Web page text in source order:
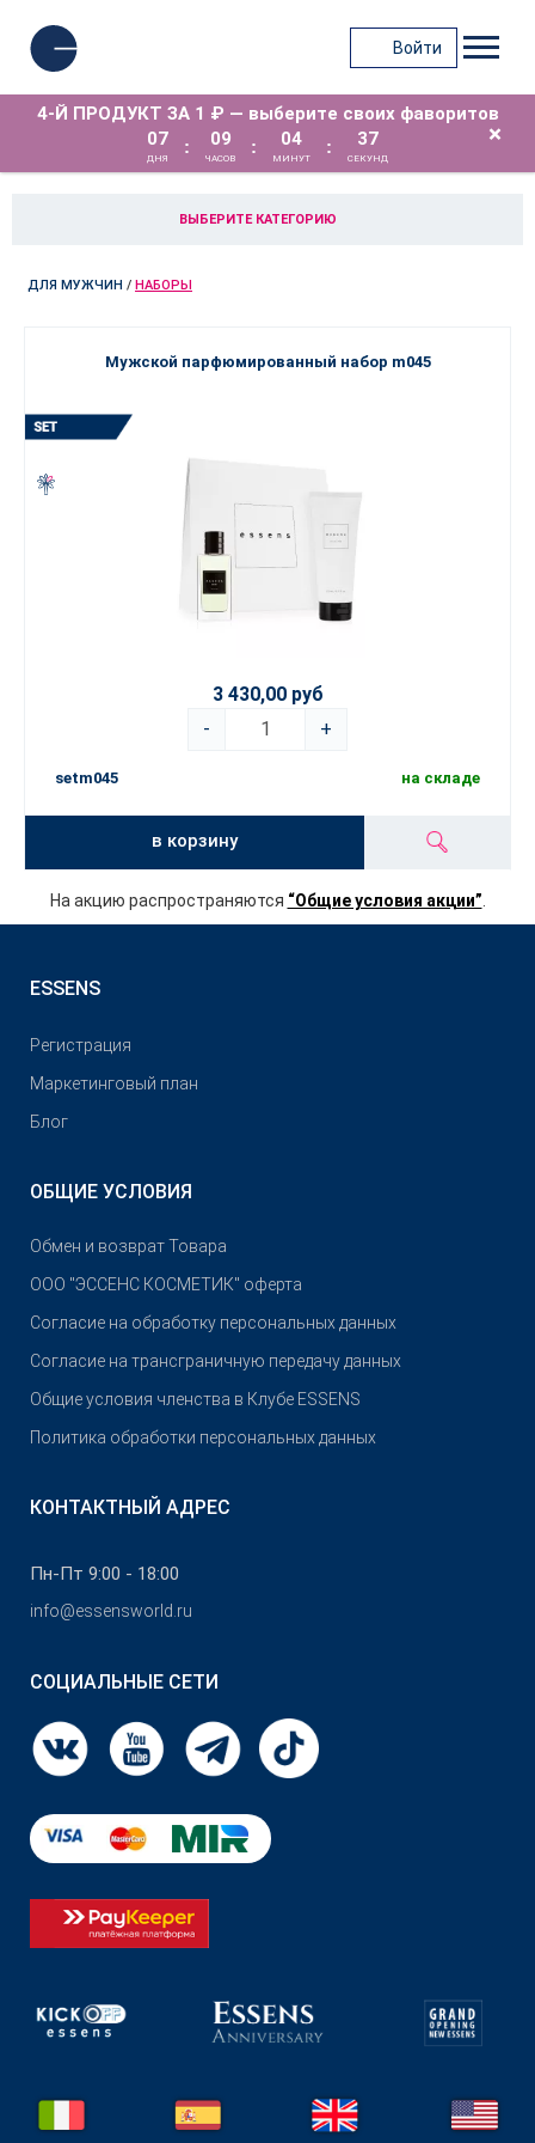
Войти
4-Й ПРОДУКТ ЗА 1 ₽ — выберите своих фаворитов
07
ДНЯ
: 09
ЧАСОВ
: 04
МИНУТ
: 37
СЕКУНД
×
ВЫБЕРИТЕ КАТЕГОРИЮ
ДЛЯ МУЖЧИН / НАБОРЫ
Мужской парфюмированный набор m045
3 430,00 руб
-
+
setm045 на складе
в корзину
На акцию распространяются “Общие условия акции”
ESSENS
Pегистрация
Маркетинговый план
Блог
ОБЩИЕ УСЛОВИЯ
Обмен и возврат Товара
OOO "ЭССЕНС КОСМЕТИК" оферта
Согласие на обработку персональных данных
Согласие на трансграничную передачу данных
Общие условия членства в Клубе ESSENS
Политика обработки персональных данных
КОНТАКТНЫЙ АДРЕС
Пн-Пт 9:00 - 18:00
info@essensworld.ru
СОЦИАЛЬНЫЕ СЕТИ